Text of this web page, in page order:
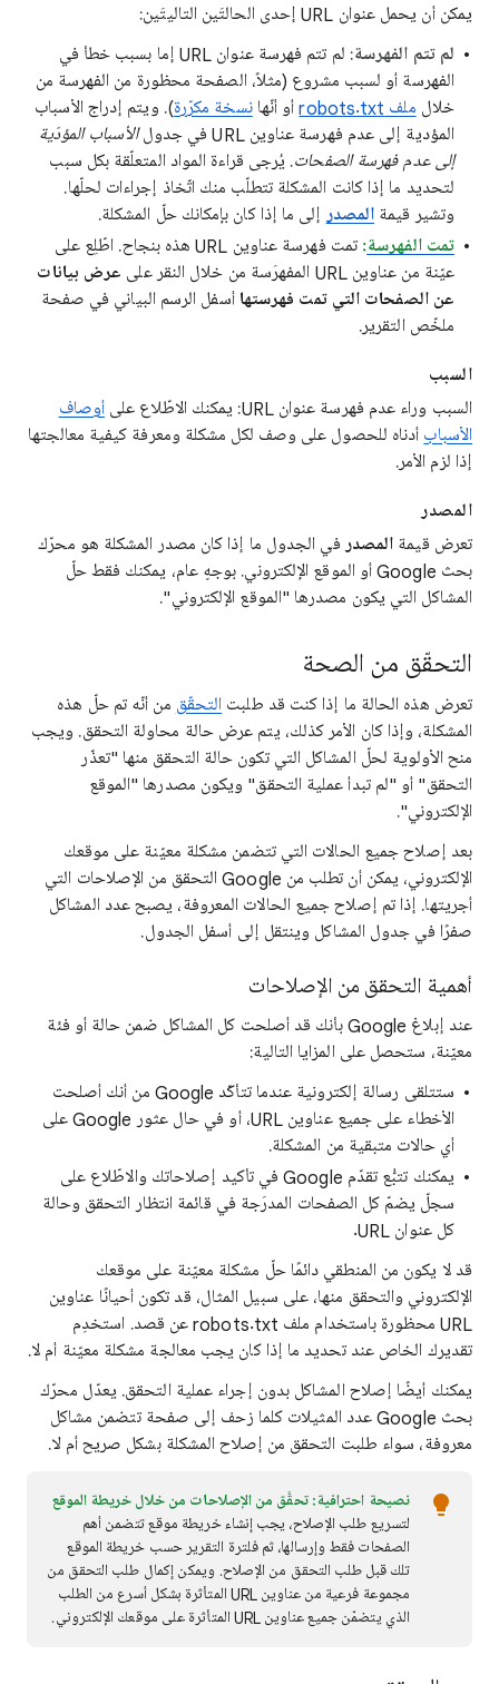
يمكن أن يحمل عنوان URL إحدى الحالتَين التاليتَين:
لم تتم الفهرسة
: لم تتم فهرسة عنوان URL إما بسبب خطأ في
الفهرسة أو لسبب مشروع (مثلاً، الصفحة محظورة من الفهرسة من
خلال ملف robots.txt أو أنّهانسخة مكرّرة). ويتم إدراج الأسباب
المؤدية إلى عدم فهرسة عناوين URL في جدول
الأسباب المؤدّية
إلى عدم فهرسة الصفحات. يُرجى قراءة المواد المتعلّقة بكل سبب
لتحديد ما إذا كانت المشكلة تتطلّب منك اتّخاذ إجراءات لحلّها.
وتشير قيمة المصدرإلى ما إذا كان بإمكانك حلّ المشكلة.
تمت الفهرسة:
تمت فهرسة عناوين URL هذه بنجاح. اطّلِع على
عيّنة من عناوين URL المفهرَسة من خلال النقر على
عرض بيانات
عن الصفحات التي تمت فهرستها أسفل الرسم البياني في صفحة
ملخّص التقرير.
السبب
السبب وراء عدم فهرسة عنوان URL: يمكنك الاطّلاع على
أوصاف
الأسباب أدناه للحصول على وصف لكل مشكلة ومعرفة كيفية معالجتها
إذا لزم الأمر.
المصدر
تعرض قيمة المصدرفي الجدول ما إذا كان مصدر المشكلة هو محرّك
بحث Google أو الموقع الإلكتروني. بوجهٍ عام، يمكنك فقط حلّ
المشاكل التي يكون مصدرها "الموقع الإلكتروني".
التحقّق من الصحة
تعرض هذه الحالة ما إذا كنت قد طلبت التحقّق من أنّه تم حلّ هذه
المشكلة، وإذا كان الأمر كذلك، يتم عرض حالة محاولة التحقق. ويجب
منح الأولوية لحلّ المشاكل التي تكون حالة التحقق منها "تعذّر
التحقق" أو "لم تبدأ عملية التحقق" ويكون مصدرها "الموقع
الإلكتروني".
بعد إصلاح جميع الحالات التي تتضمن مشكلة معيّنة على موقعك
الإلكتروني، يمكن أن تطلب من Google التحقق من الإصلاحات التي
أجريتها. إذا تم إصلاح جميع الحالات المعروفة، يصبح عدد المشاكل
صفرًا في جدول المشاكل وينتقل إلى أسفل الجدول.
أهمية التحقق من الإصلاحات
عند إبلاغ Google بأنك قد أصلحت كل المشاكل ضمن حالة أو فئة
معيّنة، ستحصل على المزايا التالية:
ستتلقى رسالة إلكترونية عندما تتأكّد Google من أنك أصلحت
الأخطاء على جميع عناوين URL، أو في حال عثور Google على
أي حالات متبقية من المشكلة.
يمكنك تتبُّع تقدّم Google في تأكيد إصلاحاتك والاطّلاع على
سجلّ يضمّ كل الصفحات المدرَجة في قائمة انتظار التحقق وحالة
كل عنوان URL.
قد لا يكون من المنطقي دائمًا حلّ مشكلة معيّنة على موقعك
الإلكتروني والتحقق منها، على سبيل المثال، قد تكون أحيانًا عناوين
URL محظورة باستخدام ملف robots.txt عن قصد. استخدِم
تقديرك الخاص عند تحديد ما إذا كان يجب معالجة مشكلة معيّنة أم لا.
يمكنك أيضًا إصلاح المشاكل بدون إجراء عملية التحقق. يعدّل محرّك
بحث Google عدد المثيلات كلما زحف إلى صفحة تتضمن مشاكل
معروفة، سواء طلبت التحقق من إصلاح المشكلة بشكل صريح أم لا.
نصيحة احترافية: تحقَّق من الإصلاحات من خلال خريطة الموقع
لتسريع طلب الإصلاح، يجب إنشاء خريطة موقع تتضمن أهم
الصفحات فقط وإرسالها، ثم فلترة التقرير حسب خريطة الموقع
تلك قبل طلب التحقق من الإصلاح. ويمكن إكمال طلب التحقق من
مجموعة فرعية من عناوين URL المتأثرة بشكل أسرع من الطلب
الذي يتضمّن جميع عناوين URL المتأثرة على موقعك الإلكتروني.